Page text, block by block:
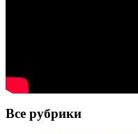
Все рубрики